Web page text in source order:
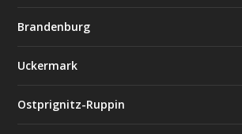
Brandenburg
Uckermark
Ostprignitz-Ruppin